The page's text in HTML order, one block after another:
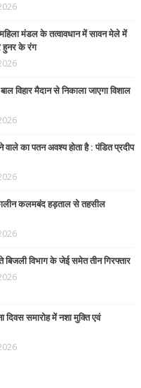
मंडल के तत्वावधान में सावन मेले में
हुनर के रंग
विहार मैदान से निकाला जाएगा विशाल
वाले का पतन अवश्य होता है : पंडित प्रदीप
कलमबंद हड़ताल से तहसील
बिजली विभाग के जेई समेत तीन गिरफ्तार
समारोह में नशा मुक्ति एवं